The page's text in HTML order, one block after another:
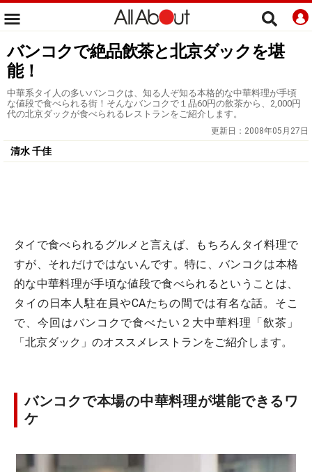
バンコクで絶品飲茶と北京ダックを堪
能！
中華系タイ人の多いバンコクは、知る人ぞ知る本格的な中華料理が手頃
な値段で食べられる街！そんなバンコクで１品60円の飲茶から、2,000円
代の北京ダックが食べられるレストランをご紹介します。
更新日： 2008年05月27日
清水 千佳
タイで食べられるグルメと言えば、もちろんタイ料理で
すが、それだけではないんです。特に、バンコクは本格
的な中華料理が手頃な値段で食べられるということは、
タイの日本人駐在員やCAたちの間では有名な話。そこ
で、今回はバンコクで食べたい２大中華料理「飲茶」
「北京ダック」のオススメレストランをご紹介します。
バンコクで本場の中華料理が堪能できるワ
ケ